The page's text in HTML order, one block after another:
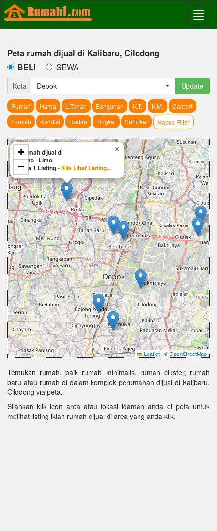
Peta rumah dijual di Kalibaru, Cilodong
BELI SEWA
Kota Depok Update
Rumah Harga L.Tanah Bangunan K.T. K.M.
Carport
Furnish
Kondisi Hadap Tingkat Sertifikat Hapus Filter
Rumah dijual di
Limo - Limo
Ada 1 Listing-Klik Lihat Listing...
×
+
−
Leaflet | ©OpenStreetMap
Temukan rumah, baik rumah minimalis, rumah cluster, rumah
baru atau rumah di dalam komplek perumahan dijual di Kalibaru,
Cilodong via peta.
Silahkan klik icon area atau lokasi idaman anda di peta untuk
melihat listing iklan rumah dijual di area yang anda klik.